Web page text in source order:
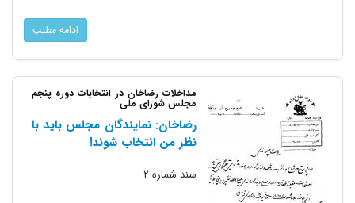
ادامه مطلب
مداخلات رضاخان در انتخابات دوره پنجم
مجلس شورای ملی
رضاخان: نمایندگان مجلس باید با
نظر من انتخاب شوند!
سند شماره ۲